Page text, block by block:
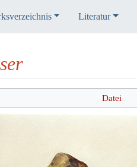
Literatur
Datei